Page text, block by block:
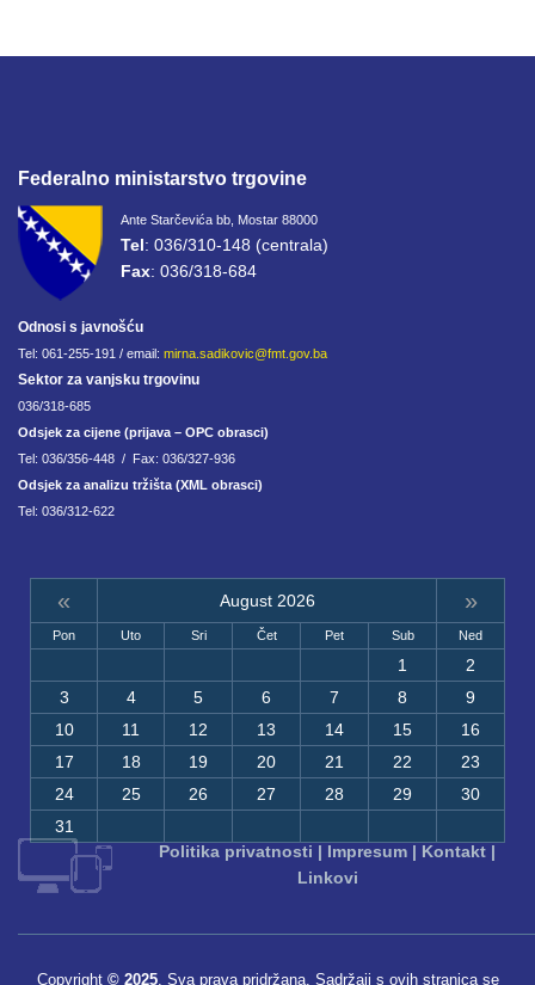
Federalno ministarstvo trgovine
Ante Starčevića bb, Mostar 88000
Tel: 036/310-148 (centrala)
Fax: 036/318-684
Odnosi s javnošću
Tel: 061-255-191 / email: mirna.sadikovic@fmt.gov.ba
Sektor za vanjsku trgovinu
036/318-685
Odsjek za cijene (prijava – OPC obrasci)
Tel: 036/356-448 / Fax: 036/327-936
Odsjek za analizu tržišta (XML obrasci)
Tel: 036/312-622
« August 2026 »
Pon Uto Sri Čet Pet Sub Ned
1
2
3
4 5 6 7 8
9
10
11 12 13 14 15
16
17
18 19 20 21 22
23
24
25 26 27 28 29
30
31
Politika privatnosti | Impresum | Kontakt |
Linkovi
Copyright © 2025. Sva prava pridržana. Sadržaji s ovih stranica se